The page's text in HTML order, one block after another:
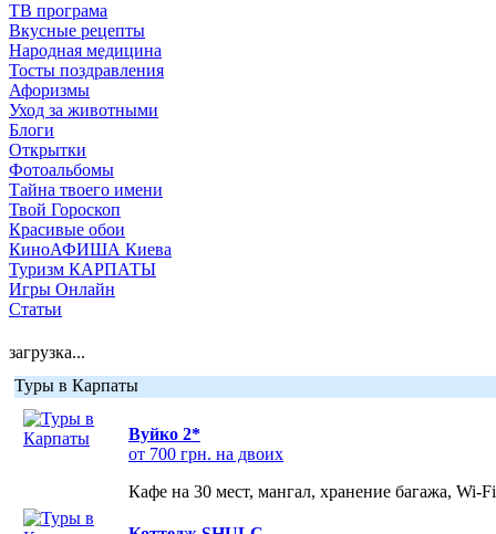
ТВ програма
Вкусные рецепты
Народная медицина
Тосты поздравления
Афоризмы
Уход за животными
Блоги
Открытки
Фотоальбомы
Тайна твоего имени
Твой Гороскоп
Красивые обои
КиноАФИША Киева
Туризм КАРПАТЫ
Игры Онлайн
Статьи
загрузка...
Туры в Карпаты
Вуйко 2*
от 700 грн. на двоих
Кафе на 30 мест, мангал, хранение багажа, Wi-